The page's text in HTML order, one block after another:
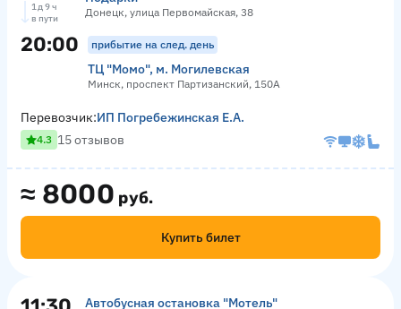
Донецк, улица Первомайская, 38
1 д 9 ч
в пути
20:00 прибытие на след. день
ТЦ "Момо", м. Могилевская
Минск, проспект Партизанский, 150А
≈ 8000 руб.
Купить билет
Перевозчик:ИП Погребежинская Е.А.
4.3 15 отзывов
Автобусная остановка "Мотель"